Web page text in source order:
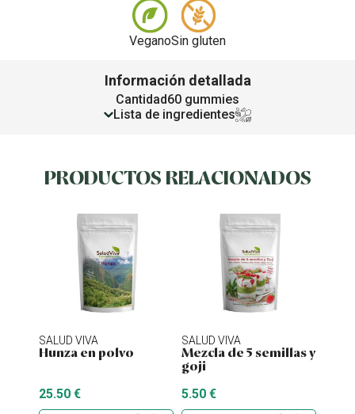
VeganoSin gluten
Información detallada
Cantidad60 gummies
Lista de ingredientes
PRODUCTOS RELACIONADOS
SALUD VIVA
Hunza en polvo
25.50 €
SALUD VIVA
Mezcla de 5 semillas y
goji
5.50 €